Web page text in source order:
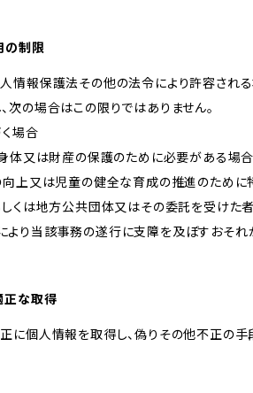
の制限
人情報保護法その他の法令により許容され
次の場合はこの限りではありません。
く場合
身体又は財産の保護のために必要がある場
向上又は児童の健全な育成の推進のため
しくは地方公共団体又はその委託を受け
より当該事務の遂行に支障を及ぼすおそれ
正な取得
正に個人情報を取得し、偽りその他不正の手